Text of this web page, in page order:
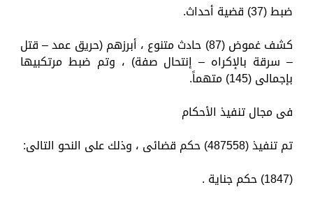
ضبط (37) قضية أحداث.
كشف غموض (87) حادث متنوع ، أبرزهم (حريق عمد – قتل
– سرقة بالإكراه – إنتحال صفة) ، وتم ضبط مرتكبيها
بإجمالى (145) متهماً.
فى مجال تنفيذ الأحكام
تم تنفيذ (487558) حكم قضائى ، وذلك على النحو التالى:
(1847) حكم جناية .